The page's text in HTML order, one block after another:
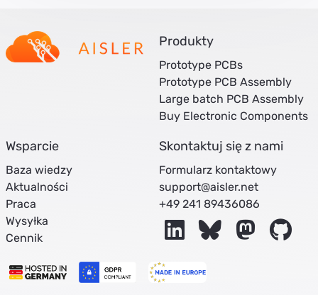
Produkty
Prototype PCBs
Prototype PCB Assembly
Large batch PCB Assembly
Buy Electronic Components
Wsparcie
Baza wiedzy
Aktualności
Praca
Wysyłka
Cennik
Skontaktuj się z nami
Formularz kontaktowy
support@aisler.net
+49 241 89436086
LinkedInBluesky Mastodon